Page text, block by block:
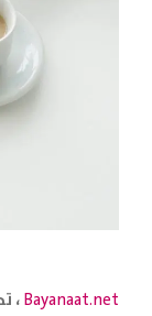
Bayanaat.net،